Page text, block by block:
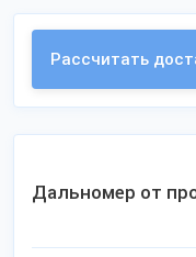
Рассчитать
Дальномер от